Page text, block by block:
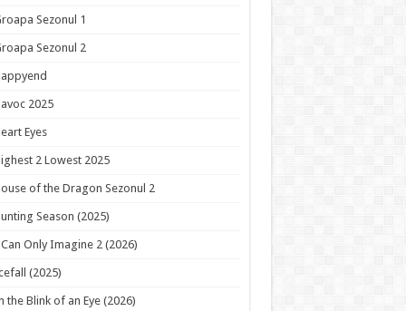
Sezonul 1
Sezonul 2
2025
Eyes
2 Lowest 2025
of the Dragon Sezonul 2
Season (2025)
Only Imagine 2 (2026)
(2025)
the Blink of an Eye (2026)